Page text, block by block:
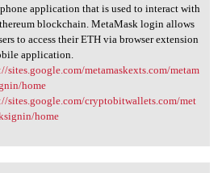
is a software
application that is used to interact with
blockchain. MetaMask login allows
to access their ETH via browser extension
application.
sites.google.com/metamaskexts.com/metam
home
sites.google.com/cryptobitwallets.com/met
home